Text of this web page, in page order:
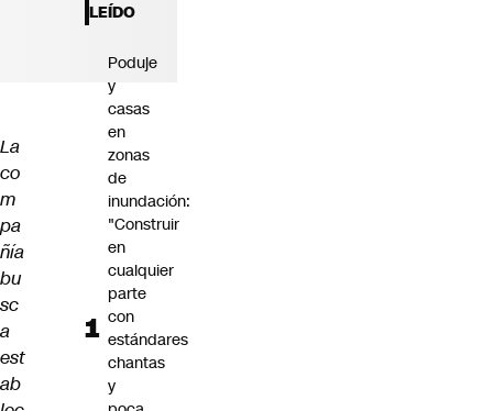
La
co
m
pa
ñía
bu
sc
a
est
ab
LEÍDO
Poduje
y
casas
en
zonas
de
inundación:
"Construir
en
cualquier
parte
con
estándares
chantas
y